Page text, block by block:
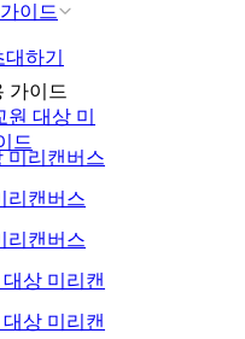
이드
하기
가이드
대상 미
드
미리캔버스
리캔버스
리캔버스
상 미리캔
상 미리캔